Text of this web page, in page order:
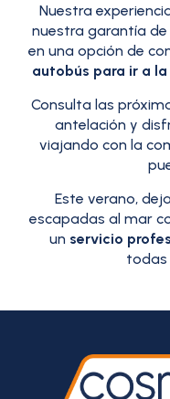
Nuestra
nuestra garantía
en una opción de
autobús para ir a
Consulta las
antelación y
viajando con la
Este verano,
escapadas al mar
un servicio
todas